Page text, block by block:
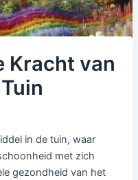
Kracht van
in de tuin, waar
met zich
gezondheid van het